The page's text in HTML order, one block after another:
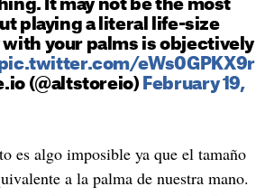
It may not be the most
playing a literal life-size
with your palms is objectively
eWs0GPKX9r
(@altstoreio) February 19,
es algo imposible ya que el tamaño
a la palma de nuestra mano.